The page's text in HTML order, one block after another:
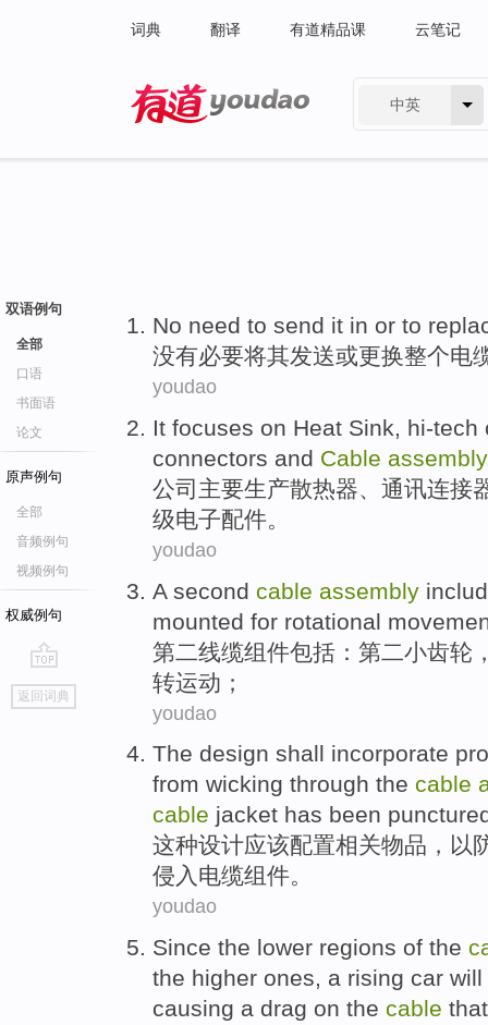
词典 翻译 有道精品课 云笔记
中英
双语例句
全部
口语
书面语
论文
原声例句
全部
音频例句
视频例句
权威例句
go
top
返回词典
No need to send it in or to
没有必要将其发送或更换整个电
youdao
It focuses on Heat Sink, hi-tech
connectors and Cable assembly
公司 主要生产散热器、 通讯连接
级电子配件。
youdao
A second cable assembly
mounted for rotational
第二线缆组件包括：第二小齿轮
转运动 ；
youdao
The design shall incorporate
from wicking through the cable
cable jacket has been
这种设计应该配置相关物品， 以
侵入 电缆组件。
youdao
Since the lower regions of the
the higher ones, a rising car will
causing a drag on the cable that